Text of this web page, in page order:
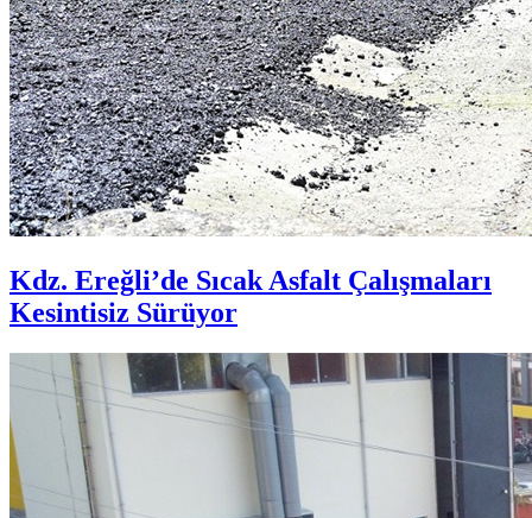
Kdz. Ereğli’de Sıcak Asfalt Çalışmaları
Kesintisiz Sürüyor